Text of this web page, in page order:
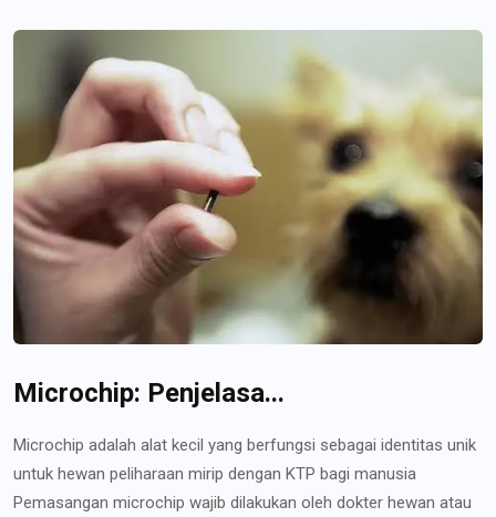
Microchip: Penjelasa...
Microchip adalah alat kecil yang berfungsi sebagai identitas unik
untuk hewan peliharaan mirip dengan KTP bagi manusia
Pemasangan microchip wajib dilakukan oleh dokter hewan atau